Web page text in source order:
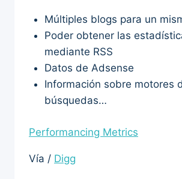
Múltiples blogs para un
Poder obtener las
mediante RSS
Datos de Adsense
Información sobre motores
búsquedas…
Performancing Metrics
Vía / Digg